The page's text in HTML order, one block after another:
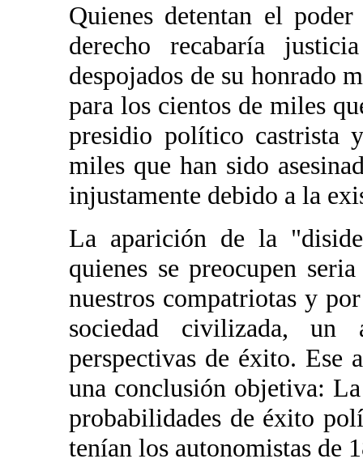
Quienes detentan el
derecho recabaría
despojados de su honrado
para los cientos de miles
presidio político castrista
miles que han sido
injustamente debido a la
La aparición de la
quienes se preocupen
nuestros compatriotas y
sociedad civilizada, un
perspectivas de éxito. Ese
una conclusión objetiva:
probabilidades de éxito
tenían los autonomistas de